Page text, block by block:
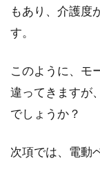
もあり、介護度
す。
このように、モ
違ってきますが
でしょうか？
次項では、電動